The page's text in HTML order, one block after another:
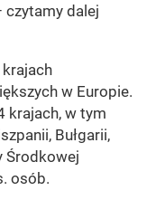
czytamy dalej
krajach
w Europie.
krajach, w tym
Bułgarii,
Środkowej
osób.